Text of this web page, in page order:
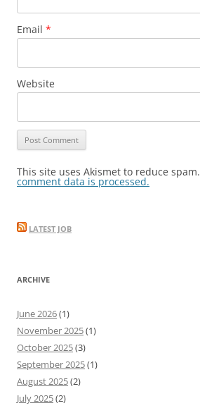
Email *
Website
This site uses Akismet to reduce spam.
comment data is processed.
LATEST JOB
ARCHIVE
June 2026(1)
November 2025(1)
October 2025(3)
September 2025(1)
August 2025(2)
July 2025(2)